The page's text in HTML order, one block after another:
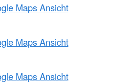
Maps Ansicht
Maps Ansicht
Maps Ansicht